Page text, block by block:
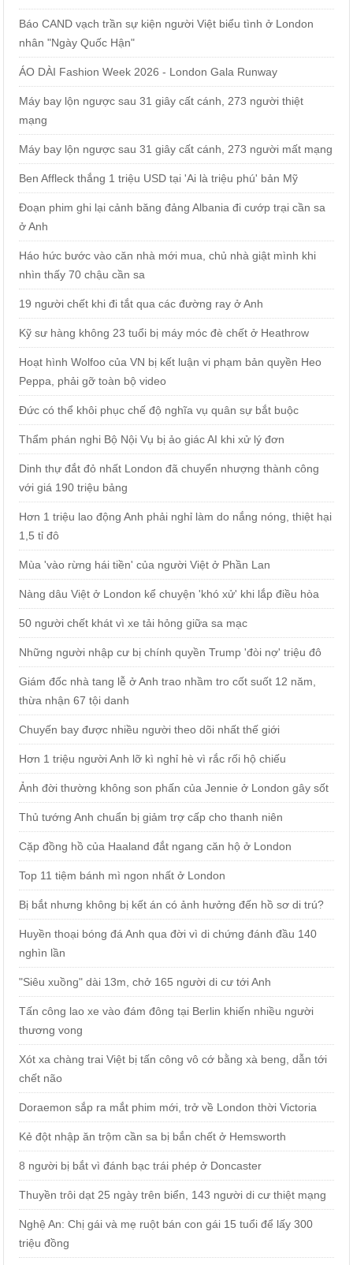
Báo CAND vạch trần sự kiện người Việt biểu tình ở London
nhân "Ngày Quốc Hận"
ÁO DÀI Fashion Week 2026 - London Gala Runway
Máy bay lộn ngược sau 31 giây cất cánh, 273 người thiệt
mạng
Máy bay lộn ngược sau 31 giây cất cánh, 273 người mất mạng
Ben Affleck thắng 1 triệu USD tại 'Ai là triệu phú' bản Mỹ
Đoạn phim ghi lại cảnh băng đảng Albania đi cướp trại cần sa
ở Anh
Háo hức bước vào căn nhà mới mua, chủ nhà giật mình khi
nhìn thấy 70 chậu cần sa
19 người chết khi đi tắt qua các đường ray ở Anh
Kỹ sư hàng không 23 tuổi bị máy móc đè chết ở Heathrow
Hoạt hình Wolfoo của VN bị kết luận vi phạm bản quyền Heo
Peppa, phải gỡ toàn bộ video
Đức có thể khôi phục chế độ nghĩa vụ quân sự bắt buộc
Thẩm phán nghi Bộ Nội Vụ bị ảo giác AI khi xử lý đơn
Dinh thự đắt đỏ nhất London đã chuyển nhượng thành công
với giá 190 triệu bảng
Hơn 1 triệu lao động Anh phải nghỉ làm do nắng nóng, thiệt hại
1,5 tỉ đô
Mùa 'vào rừng hái tiền' của người Việt ở Phần Lan
Nàng dâu Việt ở London kể chuyện 'khó xử' khi lắp điều hòa
50 người chết khát vì xe tải hỏng giữa sa mạc
Những người nhập cư bị chính quyền Trump 'đòi nợ' triệu đô
Giám đốc nhà tang lễ ở Anh trao nhầm tro cốt suốt 12 năm,
thừa nhận 67 tội danh
Chuyến bay được nhiều người theo dõi nhất thế giới
Hơn 1 triệu người Anh lỡ kì nghỉ hè vì rắc rối hộ chiếu
Ảnh đời thường không son phấn của Jennie ở London gây sốt
Thủ tướng Anh chuẩn bị giảm trợ cấp cho thanh niên
Cặp đồng hồ của Haaland đắt ngang căn hộ ở London
Top 11 tiệm bánh mì ngon nhất ở London
Bị bắt nhưng không bị kết án có ảnh hưởng đến hồ sơ di trú?
Huyền thoại bóng đá Anh qua đời vì di chứng đánh đầu 140
nghìn lần
"Siêu xuồng" dài 13m, chở 165 người di cư tới Anh
Tấn công lao xe vào đám đông tại Berlin khiến nhiều người
thương vong
Xót xa chàng trai Việt bị tấn công vô cớ bằng xà beng, dẫn tới
chết não
Doraemon sắp ra mắt phim mới, trở về London thời Victoria
Kẻ đột nhập ăn trộm cần sa bị bắn chết ở Hemsworth
8 người bị bắt vì đánh bạc trái phép ở Doncaster
Thuyền trôi dạt 25 ngày trên biển, 143 người di cư thiệt mạng
Nghệ An: Chị gái và mẹ ruột bán con gái 15 tuổi để lấy 300
triệu đồng